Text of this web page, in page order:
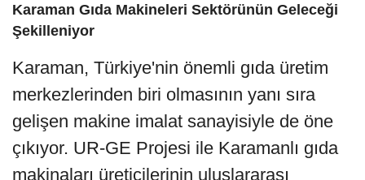
Karaman Gıda Makineleri Sektörünün Geleceği
Şekilleniyor
Karaman, Türkiye'nin önemli gıda üretim
merkezlerinden biri olmasının yanı sıra
gelişen makine imalat sanayisiyle de öne
çıkıyor. UR-GE Projesi ile Karamanlı gıda
makinaları üreticilerinin uluslararası